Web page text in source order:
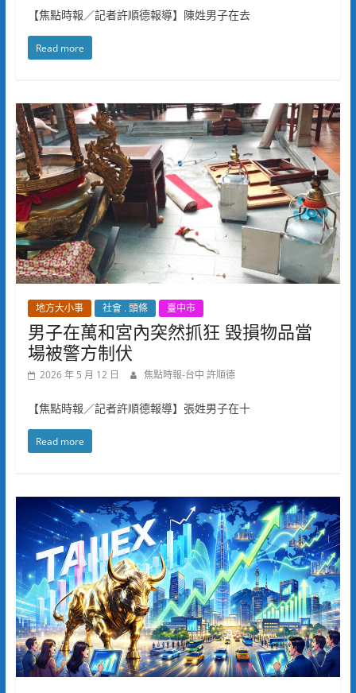
【焦點時報／記者許順德報導】陳姓男子在去
Read more
地方大小事 社會 . 頭條 臺中市
男子在萬和宮內突然抓狂 毀損物品當
場被警方制伏
2026 年 5 月 12 日 焦點時報-台中 許順德
【焦點時報／記者許順德報導】張姓男子在十
Read more